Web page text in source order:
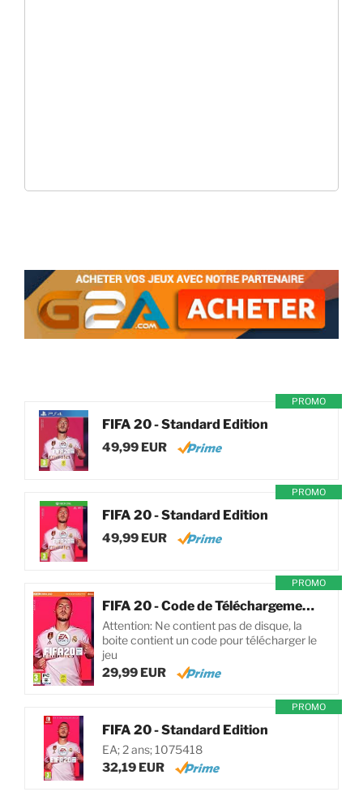
PROMO
FIFA 20 - Standard Edition
49,99 EUR
PROMO
FIFA 20 - Standard Edition
49,99 EUR
PROMO
FIFA 20 - Code de Téléchargement pour PC
Attention: Ne contient pas de disque, la
boite contient un code pour télécharger le
jeu
29,99 EUR
PROMO
FIFA 20 - Standard Edition
EA; 2 ans; 1075418
32,19 EUR